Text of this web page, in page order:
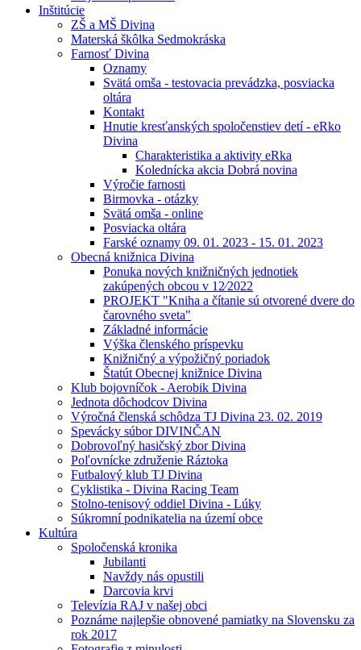
Inštitúcie
ZŠ a MŠ Divina
Materská škôlka Sedmokráska
Farnosť Divina
Oznamy
Svätá omša - testovacia prevádzka, posviacka
oltára
Kontakt
Hnutie kresťanských spoločenstiev detí - eRko
Divina
Charakteristika a aktivity eRka
Kolednícka akcia Dobrá novina
Výročie farnosti
Birmovka - otázky
Svätá omša - online
Posviacka oltára
Farské oznamy 09. 01. 2023 - 15. 01. 2023
Obecná knižnica Divina
Ponuka nových knižničných jednotiek
zakúpených obcou v 12⁄2022
PROJEKT "Kniha a čítanie sú otvorené dvere do
čarovného sveta"
Základné informácie
Výška členského príspevku
Knižničný a výpožičný poriadok
Štatút Obecnej knižnice Divina
Klub bojovníčok - Aerobik Divina
Jednota dôchodcov Divina
Výročná členská schôdza TJ Divina 23. 02. 2019
Spevácky súbor DIVINČAN
Dobrovoľný hasičský zbor Divina
Poľovnícke združenie Ráztoka
Futbalový klub TJ Divina
Cyklistika - Divina Racing Team
Stolno-tenisový oddiel Divina - Lúky
Súkromní podnikatelia na území obce
Kultúra
Spoločenská kronika
Jubilanti
Navždy nás opustili
Darcovia krvi
Televízia RAJ v našej obci
Poznáme najlepšie obnovené pamiatky na Slovensku za
rok 2017